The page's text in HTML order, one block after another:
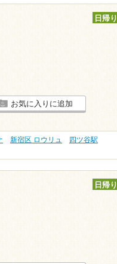
日帰り
お気に入りに追加
新宿区 ロウリュ
四ツ谷駅
日帰り